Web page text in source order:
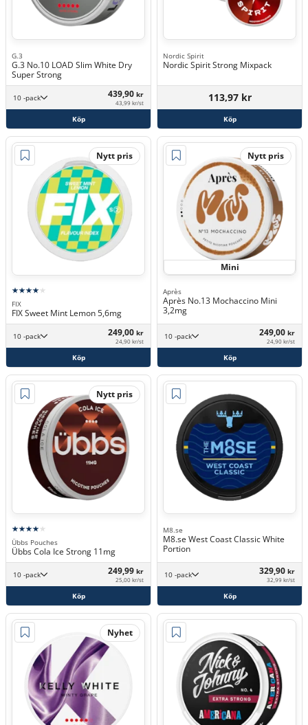
G.3
G.3 No.10 LOAD Slim White Dry
Super Strong
10 -pack 439,90 kr
43,99 kr/st
Köp
Nordic Spirit
Nordic Spirit Strong Mixpack
113,97 kr
Köp
Nytt pris
FIX
FIX Sweet Mint Lemon 5,6mg
10 -pack 249,00 kr
24,90 kr/st
Köp
Nytt pris
Mini
Après
Après No.13 Mochaccino Mini
3,2mg
10 -pack 249,00 kr
24,90 kr/st
Köp
Nytt pris
Übbs Pouches
Übbs Cola Ice Strong 11mg
10 -pack 249,99 kr
25,00 kr/st
Köp
M8.se
M8.se West Coast Classic White
Portion
10 -pack 329,90 kr
32,99 kr/st
Köp
Nyhet